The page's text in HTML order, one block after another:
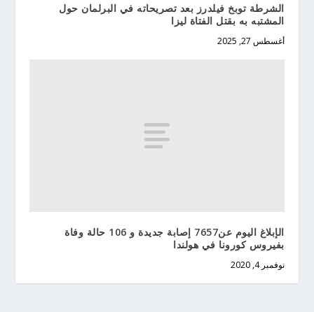
الشرطة توبخ فيلدرز بعد تصريحاته في البرلمان حول
المشتبه به بقتل الفتاة ليزا
أغسطس 27, 2025
الإبلاغ اليوم عن7657 إصابة جديدة و 106 حالة وفاة
بفيروس كورونا في هولندا
نوفمبر 4, 2020